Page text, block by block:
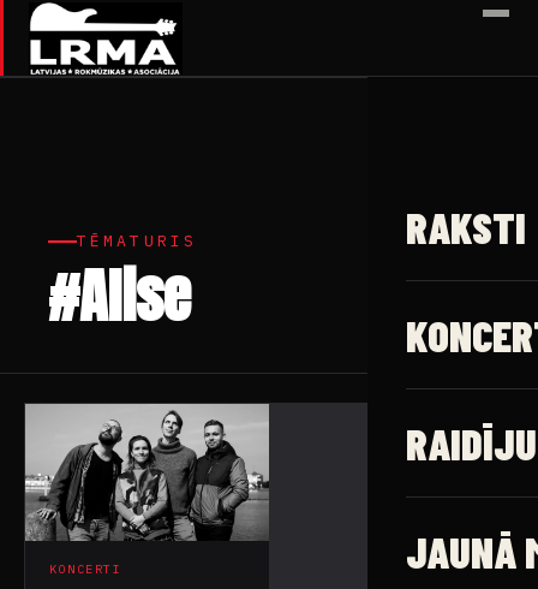
✕
RAKSTI
JAUNĀ
TĒMATURIS
#Alise
KONCERTI